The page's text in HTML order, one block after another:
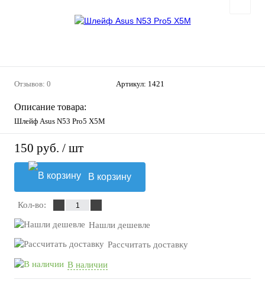
Отзывов: 0 Артикул: 1421
Описание товара:
Шлейф Asus N53 Pro5 X5M
150 руб. / шт
В корзину
Кол-во:
Нашли дешевле
Рассчитать доставку
В наличии